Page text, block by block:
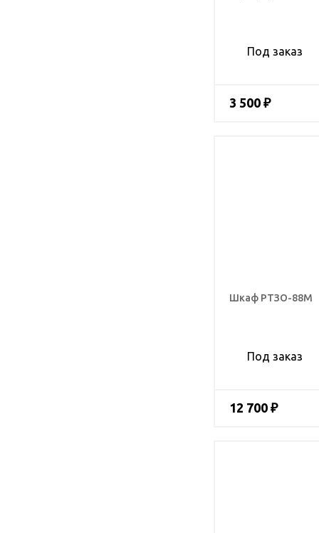
Под заказ
3 500 ₽
Шкаф РТЗО-88М
Под заказ
12 700 ₽